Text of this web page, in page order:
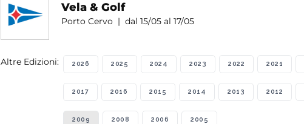
Vela & Golf
Porto Cervo | dal 15/05 al 17/05
Altre Edizioni: 2026 2025 2024 2023 2022 2021
2017 2016 2015 2014 2013 2012
2009 2008 2006 2005